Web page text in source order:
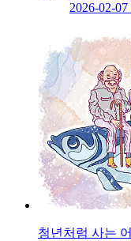
2026-02-07
청년처럼 사는